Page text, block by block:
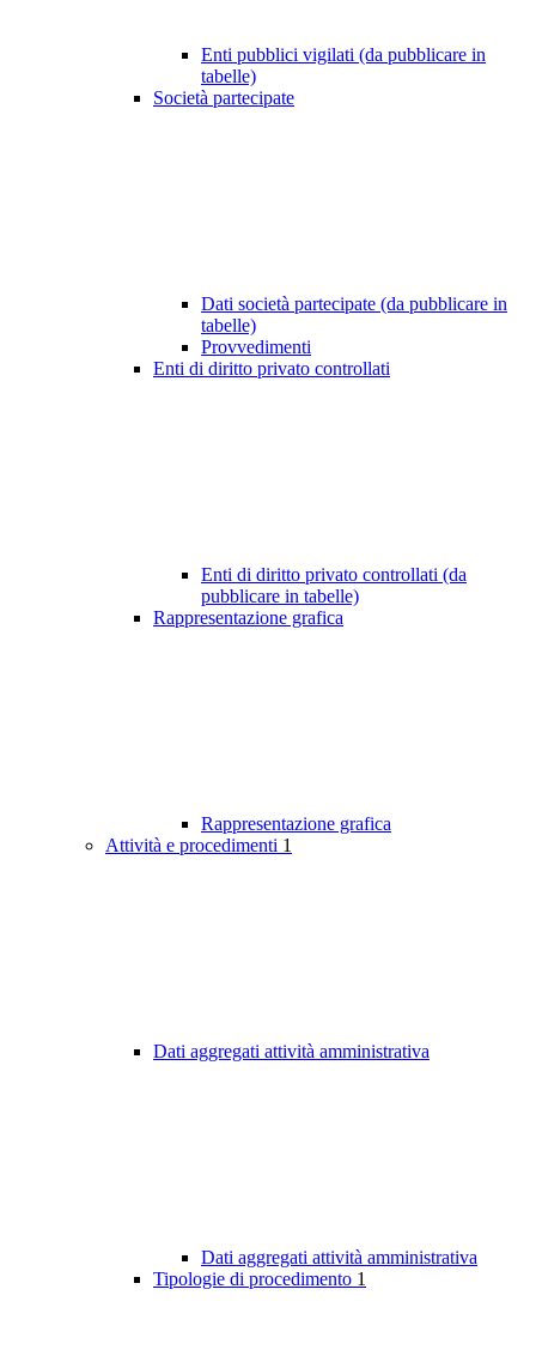
Enti pubblici vigilati (da pubblicare in
tabelle)
Società partecipate
Dati società partecipate (da pubblicare in
tabelle)
Provvedimenti
Enti di diritto privato controllati
Enti di diritto privato controllati (da
pubblicare in tabelle)
Rappresentazione grafica
Rappresentazione grafica
Attività e procedimenti 1
Dati aggregati attività amministrativa
Dati aggregati attività amministrativa
Tipologie di procedimento 1